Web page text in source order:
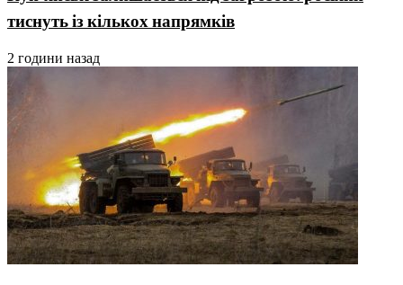
тиснуть із кількох напрямків
2 години назад